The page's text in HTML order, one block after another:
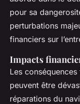
pour sa
perturbations
financiers sur
Impacts
Les
peuvent être
réparations du